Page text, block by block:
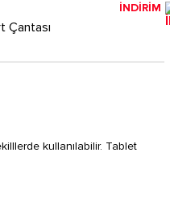
İNDİRİM
kullanılabilir. Tablet